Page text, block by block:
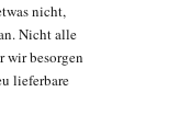
nicht,
Nicht alle
wir besorgen
lieferbare